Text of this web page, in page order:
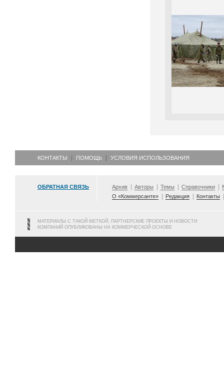
КОНТАКТЫ ПОМОЩЬ УСЛОВИЯ ИСПОЛЬЗОВАНИЯ
ОБРАТНАЯ СВЯЗЬ Архив Авторы Темы Справочники
О «Коммерсанте»
Редакция Контакты
МАТЕРИАЛЫ С ТАКОЙ МЕТКОЙ, ПАРТНЕРСКИЕ ПРОЕКТЫ И НОВОСТИ
КОМПАНИЙ ОПУБЛИКОВАНЫ НА КОММЕРЧЕСКОЙ ОСНОВЕ